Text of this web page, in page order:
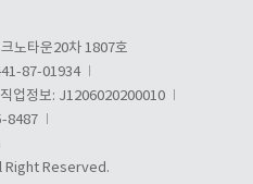
노타운20차 1807호
87-01934
직업정보: J1206020200010
8487
Reserved.